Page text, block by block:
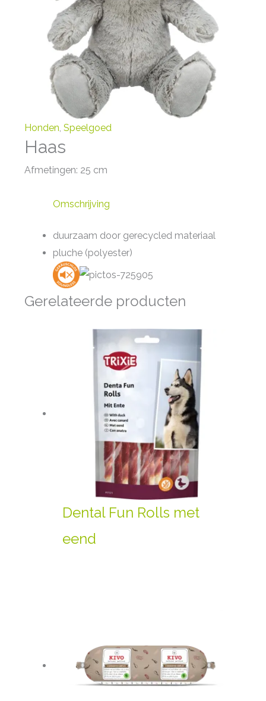
Honden, Speelgoed
Haas
Afmetingen: 25 cm
Omschrijving
duurzaam door gerecycled materiaal
pluche (polyester)
Gerelateerde producten
Dental Fun Rolls met
eend